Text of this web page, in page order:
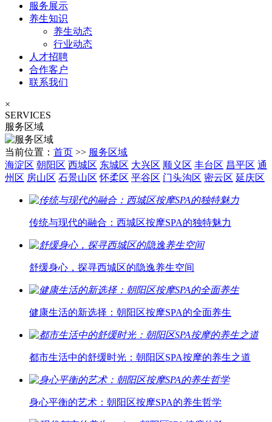
服务展示
养生知识
养生动态
行业动态
人才招聘
合作客户
联系我们
×
SERVICES
服务区域
当前位置： 首页 >> 服务区域
海淀区 朝阳区 西城区 东城区 大兴区 顺义区 丰台区 昌平区 通
州区 房山区 石景山区 怀柔区 平谷区 门头沟区 密云区 延庆区
传统与现代的融合：西城区按摩SPA的独特魅力
舒缓身心，探寻西城区的隐逸养生空间
健康生活的新选择：朝阳区按摩SPA的全面养生
都市生活中的舒缓时光：朝阳区SPA按摩的养生之道
身心平衡的艺术：朝阳区按摩SPA的养生哲学